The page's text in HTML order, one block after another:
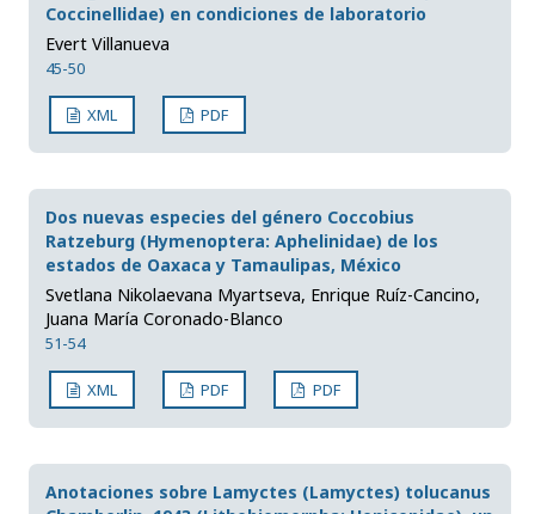
Coccinellidae) en condiciones de laboratorio
Evert Villanueva
45-50
XML PDF
Dos nuevas especies del género Coccobius
Ratzeburg (Hymenoptera: Aphelinidae) de los
estados de Oaxaca y Tamaulipas, México
Svetlana Nikolaevana Myartseva, Enrique Ruíz-Cancino,
Juana María Coronado-Blanco
51-54
XML PDF PDF
Anotaciones sobre Lamyctes (Lamyctes) tolucanus